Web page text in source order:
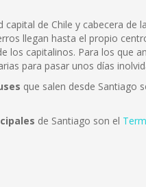
capital de Chile y cabecera
llegan hasta el propio
los capitalinos. Para los que
para pasar unos días
que salen desde Santiago
de Santiago son el